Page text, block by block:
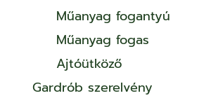
Műanyag fogantyú
Műanyag fogas
Ajtóütköző
Gardrób szerelvény